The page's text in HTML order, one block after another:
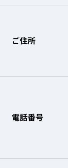
ご住所
電話番号